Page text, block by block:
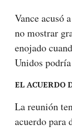
Vance acusó
no mostrar
enojado
Unidos
EL ACUERDO
La reunión
acuerdo para